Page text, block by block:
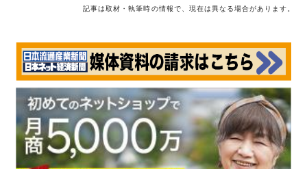
記事は取材・執筆時の情報で、現在は異なる場合があります。